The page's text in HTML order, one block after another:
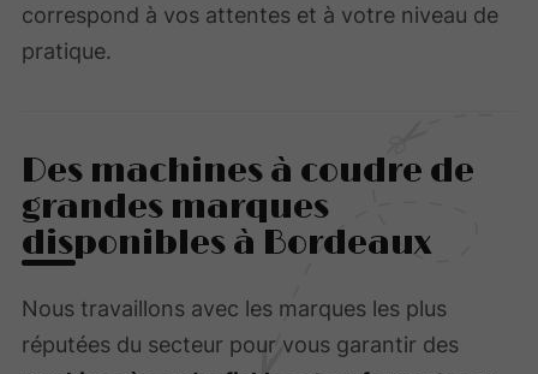
correspond à vos attentes et à votre niveau de
pratique.
Des machines à coudre de
grandes marques
disponibles à Bordeaux
Nous travaillons avec les marques les plus
réputées du secteur pour vous garantir des